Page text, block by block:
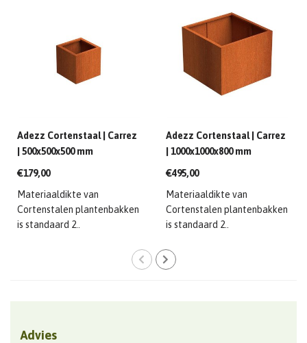
Adezz Cortenstaal | Carrez
| 500x500x500 mm
€179,00
Materiaaldikte van
Cortenstalen plantenbakken
is standaard 2..
Adezz Cortenstaal | Carrez
| 1000x1000x800 mm
€495,00
Materiaaldikte van
Cortenstalen plantenbakken
is standaard 2..
Advies